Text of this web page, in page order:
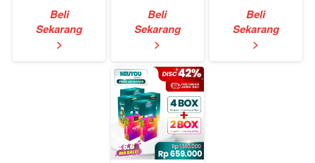
`
Beli
Sekarang
>
`
Beli
Sekarang
>
`
Beli
Sekarang
>